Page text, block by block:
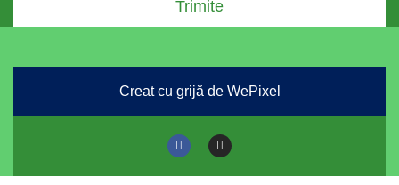
Trimite
Creat cu grijă de WePixel